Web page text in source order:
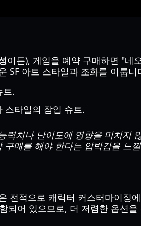
이든), 게임을 예약 구매하면 "네
SF 아트 스타일과 조화를 이룹니
트.
스타일의 잠입 슈트.
치나 난이도에 영향을 미치지
매를 해야 한다는 압박감을 느
전적으로 캐릭터 커스터마이징
어 있으므로, 더 저렴한 옵션